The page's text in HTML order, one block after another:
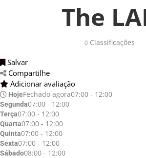
The
0Classificações
Salvar
Compartilhe
Adicionar avaliação
HojeFechado agora07:00 - 12:00
Segunda07:00 - 12:00
Terça07:00 - 12:00
Quarta07:00 - 12:00
Quinta07:00 - 12:00
Sexta07:00 - 12:00
Sábado08:00 - 12:00